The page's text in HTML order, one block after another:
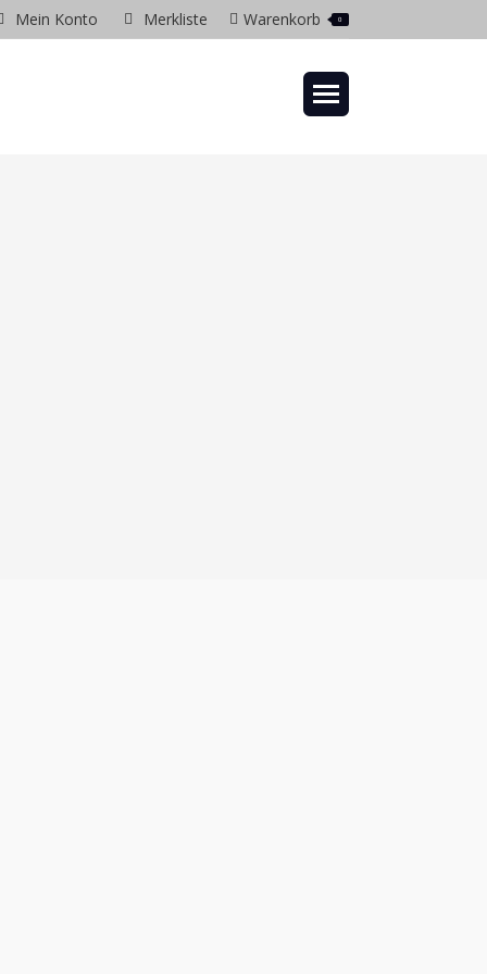
Mein Konto Merkliste Warenkorb 0